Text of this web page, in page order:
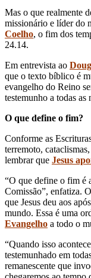
Mas o que realmente
missionário e líder do
Coelho, o fim dos
24.14.
Em entrevista ao
que o texto bíblico é
evangelho do Reino
testemunho a todas
O que define o fim?
Conforme as
terremoto,
lembrar que Jesus
“O que define o fim é
Comissão”, enfatiza.
que Jesus deu aos
mundo. Essa é uma
Evangelho a todo o
“Quando isso
testemunhado em
remanescente que